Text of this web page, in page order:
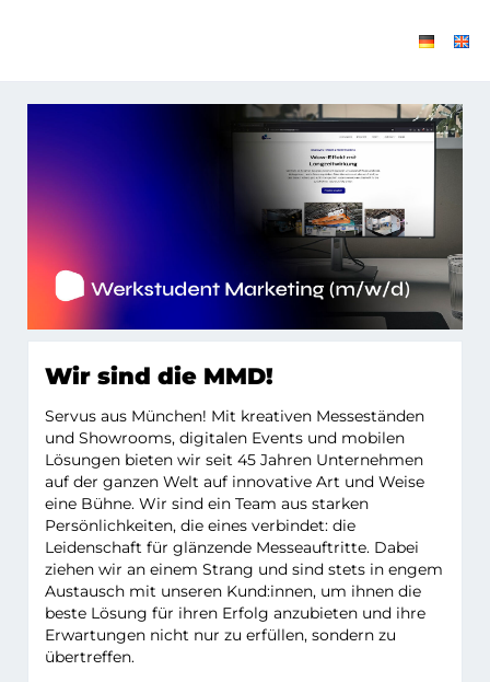
WERKSTUDENT
MARKETING (M/W/D)
Wir sind die MMD!
Servus aus München! Mit kreativen Messeständen
und Showrooms, digitalen Events und mobilen
Lösungen bieten wir seit 45 Jahren Unternehmen
auf der ganzen Welt auf innovative Art und Weise
eine Bühne. Wir sind ein Team aus starken
Persönlichkeiten, die eines verbindet: die
Leidenschaft für glänzende Messeauftritte. Dabei
ziehen wir an einem Strang und sind stets in engem
Austausch mit unseren Kund:innen, um ihnen die
beste Lösung für ihren Erfolg anzubieten und ihre
Erwartungen nicht nur zu erfüllen, sondern zu
übertreffen.